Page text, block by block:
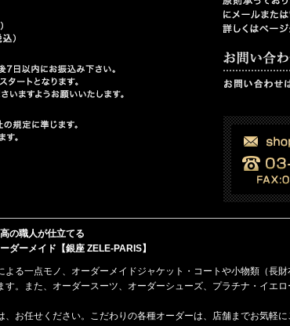
の職人が仕立てる
ダーメイド【銀座 ZELE-PARIS】
よる一点モノ、 オーダーメイドジャケット・コート や小物類（長財
す。また、オーダースーツ、オーダーシューズ、プラチナ・イエ
お任せください。こだわりの各種オーダーは、店舗までお気軽に